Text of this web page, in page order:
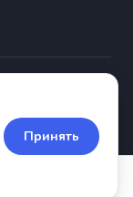
Принять